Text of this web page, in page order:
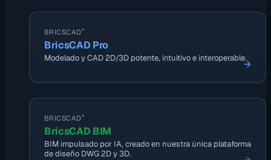
BRICSCAD®
BricsCAD Pro
Modelado y CAD 2D/3D potente, intuitivo e interoperable.
BRICSCAD®
BricsCAD BIM
BIM impulsado por IA, creado en nuestra única plataforma
de diseño DWG 2D y 3D.